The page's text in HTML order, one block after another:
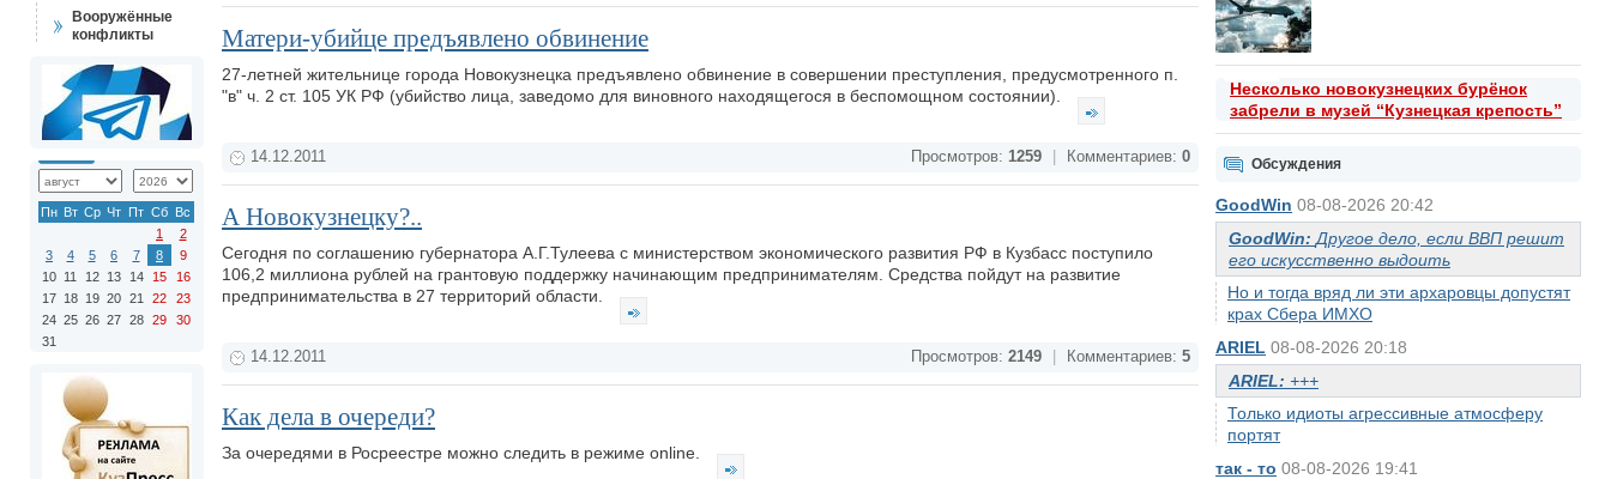
Несколько новокузнецких бурёнок
забрели в музей “Кузнецкая крепость”
Обсуждения
GoodWin 08-08-2026 20:42
GoodWin: Другое дело, если ВВП решит
его искусственно выдоить
Но и тогда вряд ли эти архаровцы допустят
крах Сбера ИМХО
ARIEL 08-08-2026 20:18
ARIEL: +++
Только идиоты агрессивные атмосферу
портят
так - то 08-08-2026 19:41
Вооружённые
конфликты
Пн Вт Ср Чт Пт Сб Вс
1
2
3
4 5 6 7 8
9
10 11 12 13 14 15
16
17 18 19 20 21 22
23
24 25 26 27 28 29
30
31
Матери-убийце предъявлено обвинение
27-летней жительнице города Новокузнецка предъявлено обвинение в совершении преступления, предусмотренного п.
"в" ч. 2 ст. 105 УК РФ (убийство лица, заведомо для виновного находящегося в беспомощном состоянии).
14.12.2011 Просмотров: 1259 Комментариев: 0
А Новокузнецку?..
Сегодня по соглашению губернатора А.Г.Тулеева с министерством экономического развития РФ в Кузбасс поступило
106,2 миллиона рублей на грантовую поддержку начинающим предпринимателям. Средства пойдут на развитие
предпринимательства в 27 территорий области.
14.12.2011 Просмотров: 2149 Комментариев: 5
Как дела в очереди?
За очередями в Росреестре можно следить в режиме online.